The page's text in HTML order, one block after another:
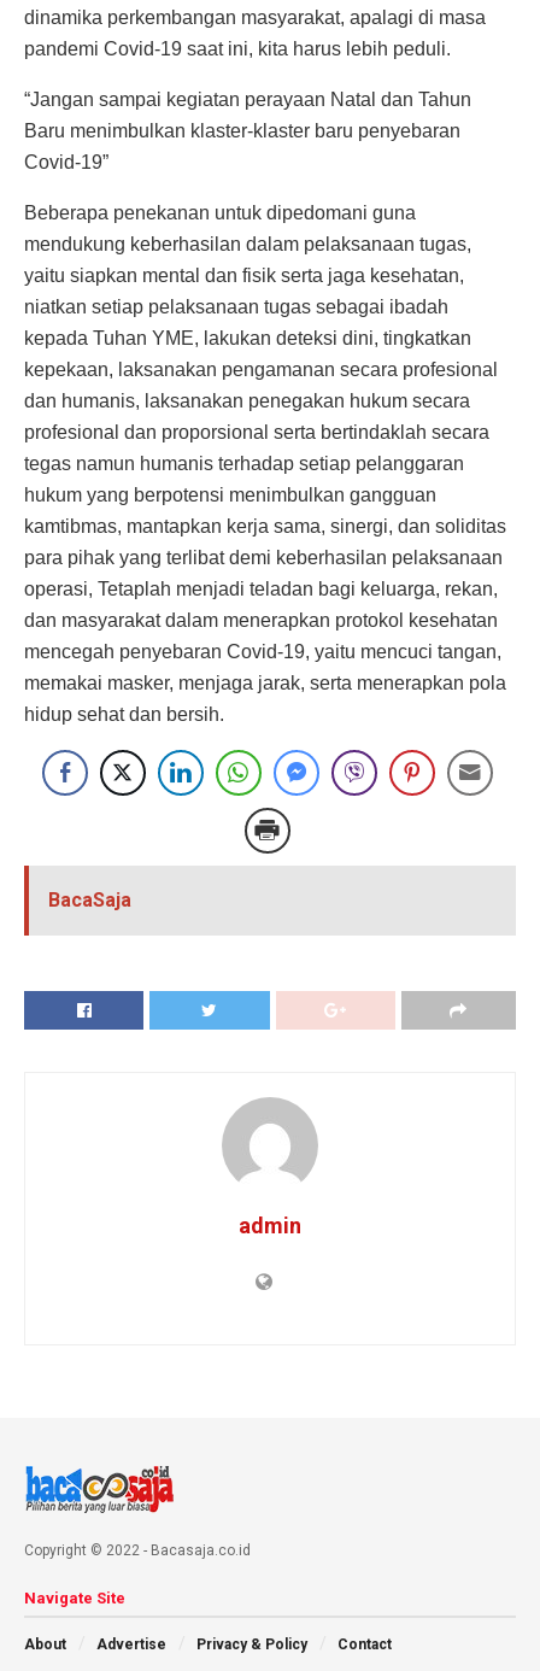
dinamika perkembangan masyarakat, apalagi di masa
pandemi Covid-19 saat ini, kita harus lebih peduli.
“Jangan sampai kegiatan perayaan Natal dan Tahun
Baru menimbulkan klaster-klaster baru penyebaran
Covid-19”
Beberapa penekanan untuk dipedomani guna
mendukung keberhasilan dalam pelaksanaan tugas,
yaitu siapkan mental dan fisik serta jaga kesehatan,
niatkan setiap pelaksanaan tugas sebagai ibadah
kepada Tuhan YME, lakukan deteksi dini, tingkatkan
kepekaan, laksanakan pengamanan secara profesional
dan humanis, laksanakan penegakan hukum secara
profesional dan proporsional serta bertindaklah secara
tegas namun humanis terhadap setiap pelanggaran
hukum yang berpotensi menimbulkan gangguan
kamtibmas, mantapkan kerja sama, sinergi, dan soliditas
para pihak yang terlibat demi keberhasilan pelaksanaan
operasi, Tetaplah menjadi teladan bagi keluarga, rekan,
dan masyarakat dalam menerapkan protokol kesehatan
mencegah penyebaran Covid-19, yaitu mencuci tangan,
memakai masker, menjaga jarak, serta menerapkan pola
hidup sehat dan bersih.
BacaSaja
admin
Copyright © 2022 - Bacasaja.co.id
Navigate Site
About Advertise Privacy & Policy Contact